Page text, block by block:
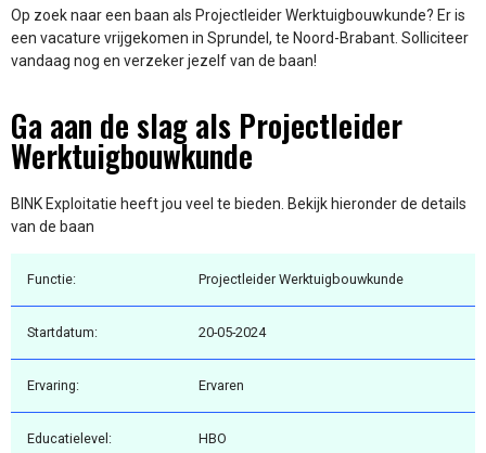
Op zoek naar een baan als Projectleider Werktuigbouwkunde? Er is
een vacature vrijgekomen in Sprundel, te Noord-Brabant. Solliciteer
vandaag nog en verzeker jezelf van de baan!
Ga aan de slag als Projectleider
Werktuigbouwkunde
BINK Exploitatie heeft jou veel te bieden. Bekijk hieronder de details
van de baan
Functie: Projectleider Werktuigbouwkunde
Startdatum: 20-05-2024
Ervaring: Ervaren
Educatielevel: HBO